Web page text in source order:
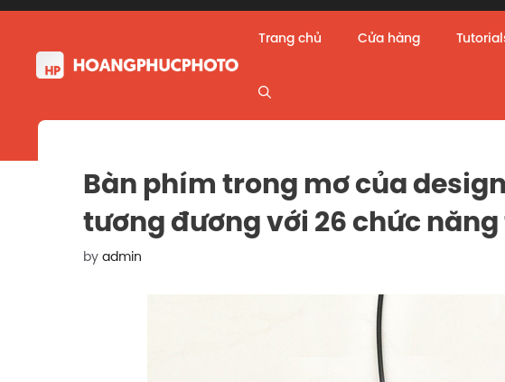
Skip
content
Trang chủ Cửa hàng
Bàn phím trong mơ của
tương đương với 26 chức
by admin